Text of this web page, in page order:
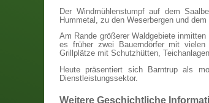
Der Windmühlenstumpf auf dem
Hummetal, zu den Weserbergen und dem
Am Rande größerer Waldgebiete
es früher zwei Bauerndörfer mit vielen
Grillplätze mit Schutzhütten,
Heute präsentiert sich Barntrup als
Dienstleistungssektor.
Weitere Geschichtliche